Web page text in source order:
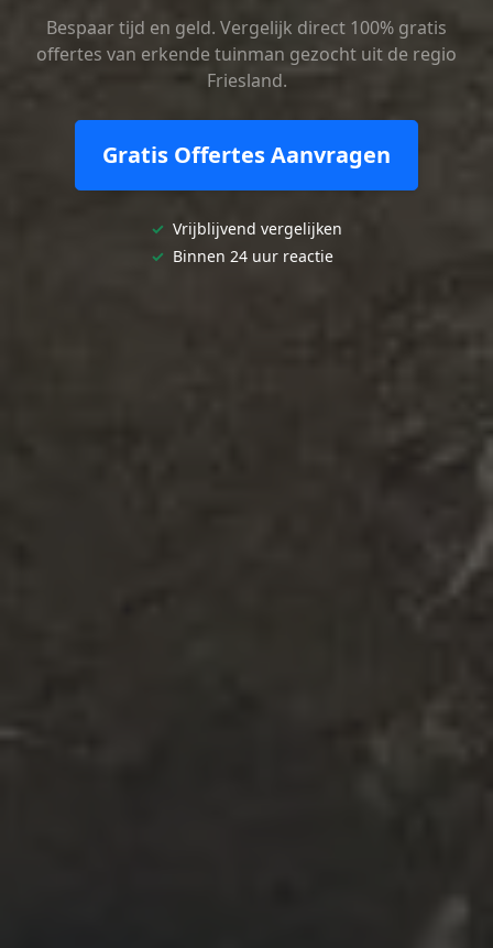
Bespaar tijd en geld. Vergelijk direct 100% gratis
offertes van erkende tuinman gezocht uit de regio
Friesland.
Gratis Offertes Aanvragen
✓ Vrijblijvend vergelijken
✓ Binnen 24 uur reactie